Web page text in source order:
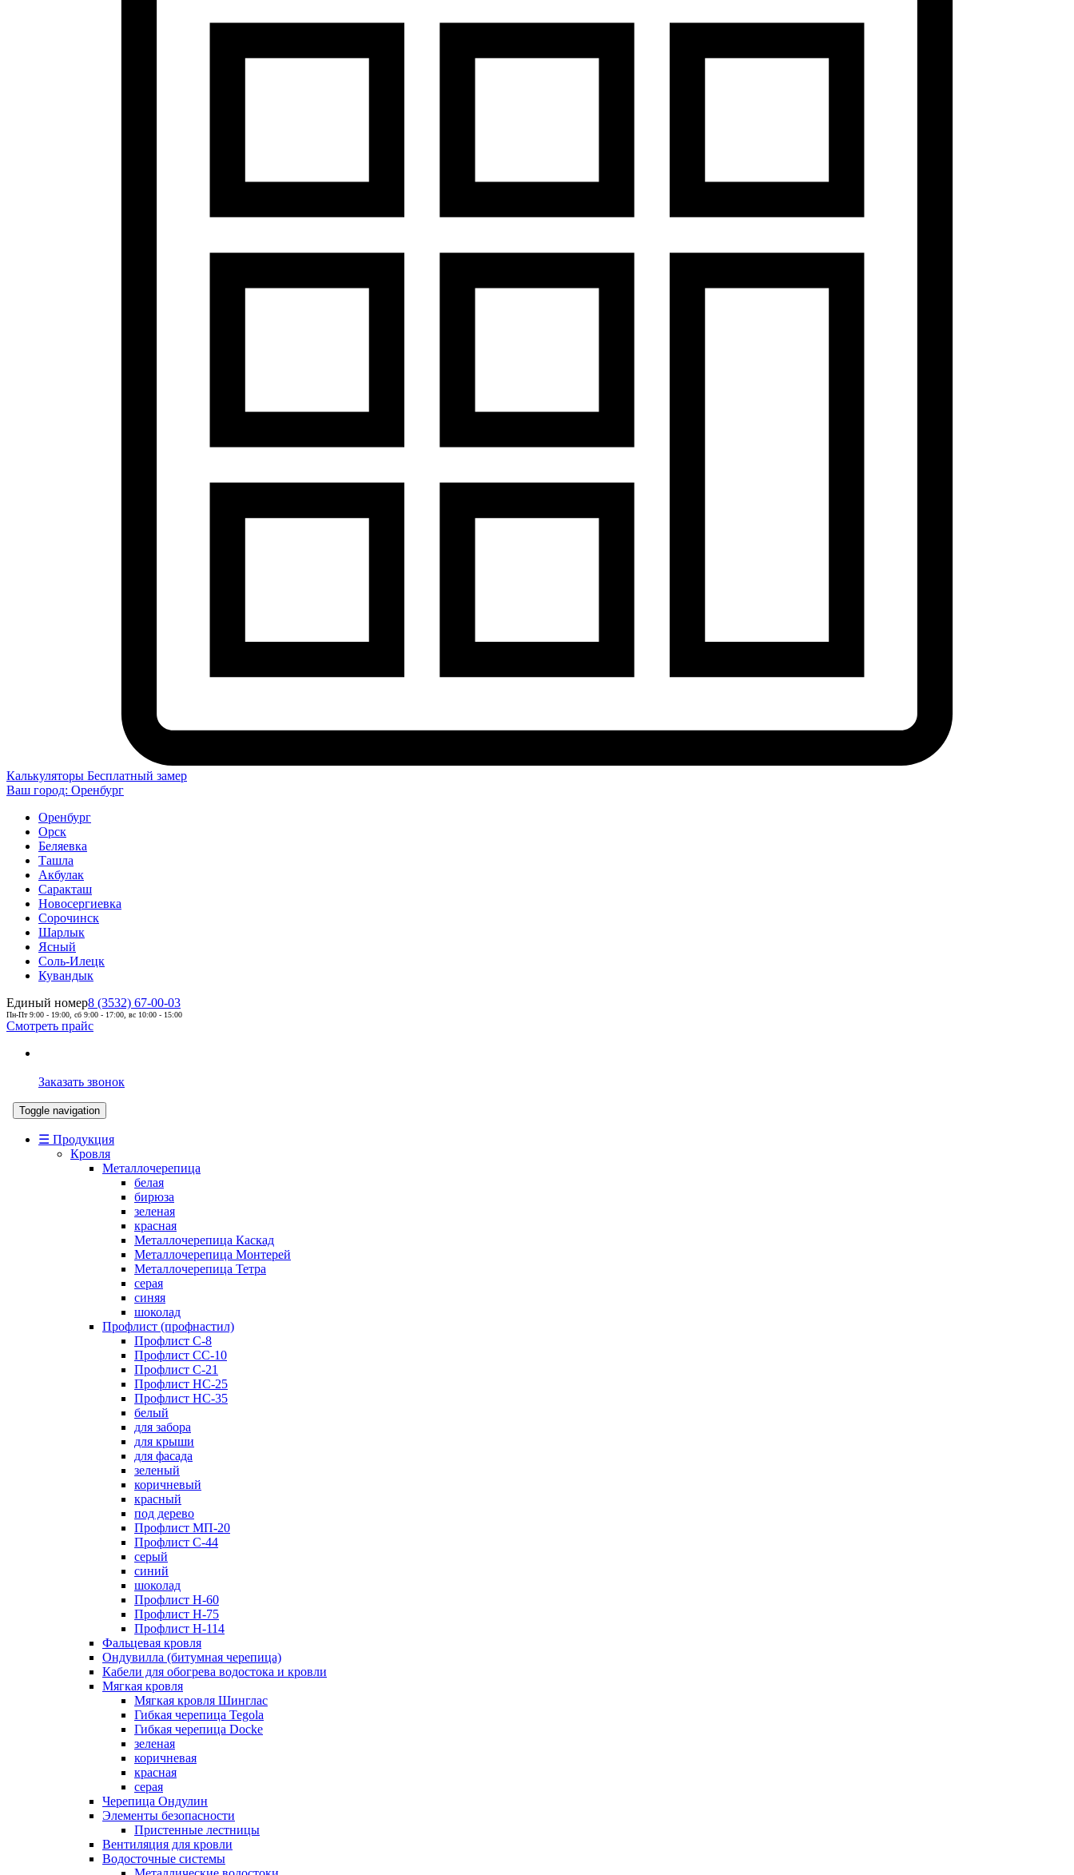
Калькуляторы Бесплатный замер
Ваш город: Оренбург
Оренбург
Орск
Беляевка
Ташла
Акбулак
Саракташ
Новосергиевка
Сорочинск
Шарлык
Ясный
Соль-Илецк
Кувандык
Единый номер8 (3532) 67-00-03
Пн-Пт 9:00 - 19:00, сб 9:00 - 17:00, вс 10:00 - 15:00
Смотреть прайс
Заказать звонок
Toggle navigation
☰ Продукция
Кровля
Металлочерепица
белая
бирюза
зеленая
красная
Металлочерепица Каскад
Металлочерепица Монтерей
Металлочерепица Тетра
серая
синяя
шоколад
Профлист (профнастил)
Профлист С-8
Профлист СС-10
Профлист C-21
Профлист НС-25
Профлист НС-35
белый
для забора
для крыши
для фасада
зеленый
коричневый
красный
под дерево
Профлист МП-20
Профлист С-44
серый
синий
шоколад
Профлист Н-60
Профлист Н-75
Профлист H-114
Фальцевая кровля
Ондувилла (битумная черепица)
Кабели для обогрева водостока и кровли
Мягкая кровля
Мягкая кровля Шинглас
Гибкая черепица Tegola
Гибкая черепица Docke
зеленая
коричневая
красная
серая
Черепица Ондулин
Элементы безопасности
Пристенные лестницы
Вентиляция для кровли
Водосточные системы